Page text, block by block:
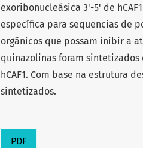
exoribonucleásica 3'-5' de
específica para sequencias de
orgânicos que possam inibir a
quinazolinas foram
hCAF1. Com base na estrutura
sintetizados.
PDF